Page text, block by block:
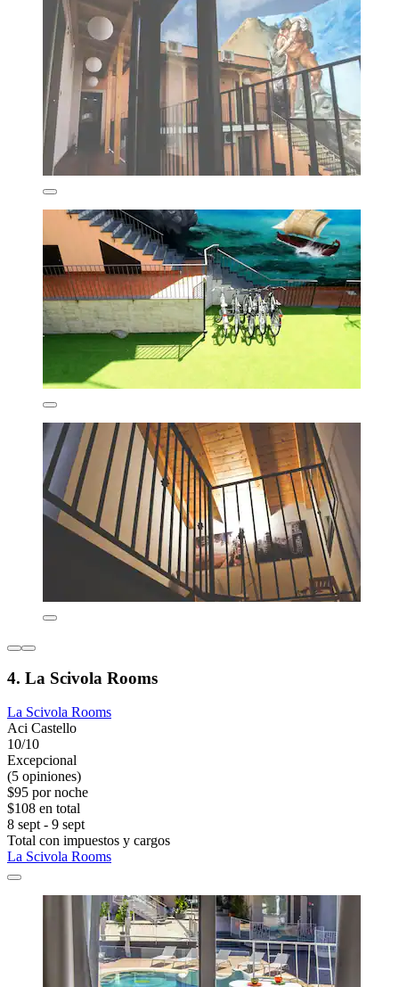
4. La Scivola Rooms
La Scivola Rooms
Aci Castello
10/10
Excepcional
(5 opiniones)
$95 por noche
$108 en total
8 sept - 9 sept
Total con impuestos y cargos
La Scivola Rooms